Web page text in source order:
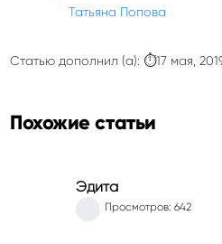
Татьяна Попова
Статью дополнил (а): ⏱17 мая,
Похожие статьи
Эдита
Просмотров: 642